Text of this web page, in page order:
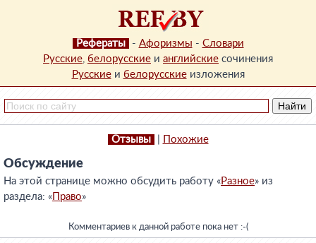
Рефераты - Афоризмы - Словари
Русские, белорусские и английские сочинения
Русскиеи белорусскиеизложения
Отзывы Похожие
Обсуждение
На этой странице можно обсудить работу «Разное» из
раздела: « Право»
Комментариев к данной работе пока нет :-(